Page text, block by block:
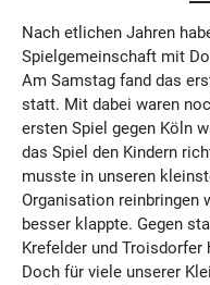
Nach etlichen Jahren
Spielgemeinschaft mit
Am Samstag fand das
statt. Mit dabei waren
ersten Spiel gegen Köln
das Spiel den Kindern
musste in unseren
Organisation reinbringen
besser klappte. Gegen
Krefelder und
Doch für viele unserer